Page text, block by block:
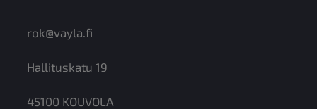
rok@vayla.fi
Hallituskatu 19
45100 KOUVOLA